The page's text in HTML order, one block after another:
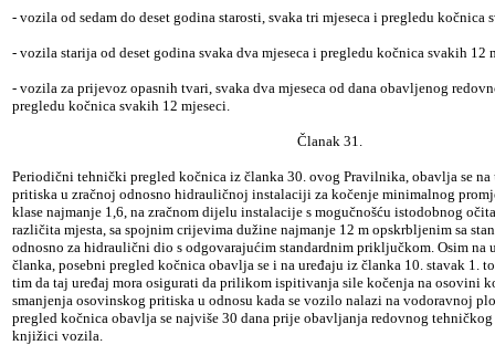
- vozila od sedam do deset godina starosti, svaka tri mjeseca i pregledu kočnica
- vozila starija od deset godina svaka dva mjeseca i pregledu kočnica svakih 12
- vozila za prijevoz opasnih tvari, svaka dva mjeseca od dana obavljenog
pregledu kočnica svakih 12 mjeseci.
Članak 31.
Periodični tehnički pregled kočnica iz članka 30. ovog Pravilnika, obavlja se na
pritiska u zračnoj odnosno hidrauličnoj instalaciji za kočenje minimalnog
klase najmanje 1,6, na zračnom dijelu instalacije s mogučnošću istodobnog
različita mjesta, sa spojnim crijevima dužine najmanje 12 m opskrbljenim sa
odnosno za hidraulični dio s odgovarajućim standardnim priključkom. Osim na
članka, posebni pregled kočnica obavlja se i na uređaju iz članka 10. stavak 1.
tim da taj uređaj mora osigurati da prilikom ispitivanja sile kočenja na osovini
smanjenja osovinskog pritiska u odnosu kada se vozilo nalazi na vodoravnoj
pregled kočnica obavlja se najviše 30 dana prije obavljanja redovnog
knjižici vozila.